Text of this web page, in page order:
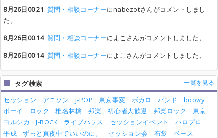
8月26日00:21 質問・相談コーナーにnabezotさんがコメントしまし
た。
8月26日00:14 質問・相談コーナーによこさんがコメントしました。
8月26日00:14 質問・相談コーナーによこさんがコメントしました。
タグ検索 一覧を見る
セッション アニソン J-POP 東京事変 ボカロ バンド
boowy
ボーイ
ロック 椎名林檎 邦楽 初心者大歓迎 邦楽ロック
東京
ヨルシカ
J-ROCK ライブハウス セッションイベント
ハロプロ
平成
ずっと真夜中でいいのに。 セッション会 布袋
ベース